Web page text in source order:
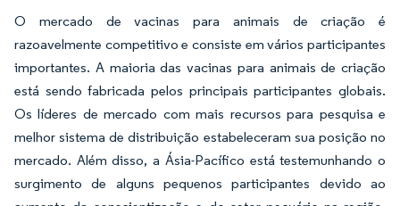
O mercado de vacinas para animais de criação é
razoavelmente competitivo e consiste em vários participantes
importantes. A maioria das vacinas para animais de criação
está sendo fabricada pelos principais participantes globais.
Os líderes de mercado com mais recursos para pesquisa e
melhor sistema de distribuição estabeleceram sua posição no
mercado. Além disso, a Ásia-Pacífico está testemunhando o
surgimento de alguns pequenos participantes devido ao